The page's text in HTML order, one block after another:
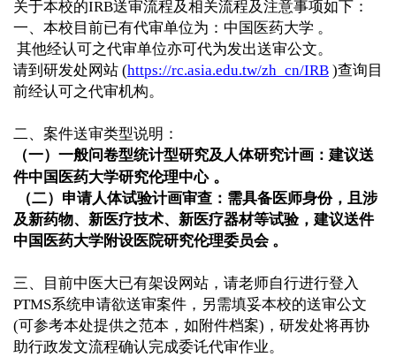
关于本校的IRB送审流程及相关流程及注意事项如下：
一、本校目前已有代审单位为：中国医药大学 。
其他经认可之代审单位亦可代为发出送审公文。
请到研发处网站 (https://rc.asia.edu.tw/zh_cn/IRB )查询目
前经认可之代审机构。
二、案件送审类型说明：
（一）一般问卷型统计型研究及人体研究计画：建议送
件中国医药大学研究伦理中心。
（二）申请人体试验计画审查：需具备医师身份，且涉
及新药物、新医疗技术、新医疗器材等试验，建议送件
中国医药大学附设医院研究伦理委员会 。
三、目前中医大已有架设网站，请老师自行进行登入
PTMS系统申请欲送审案件，另需填妥本校的送审公文
(可参考本处提供之范本，如附件档案) ，研发处将再协
助行政发文流程确认完成委讬代审作业。